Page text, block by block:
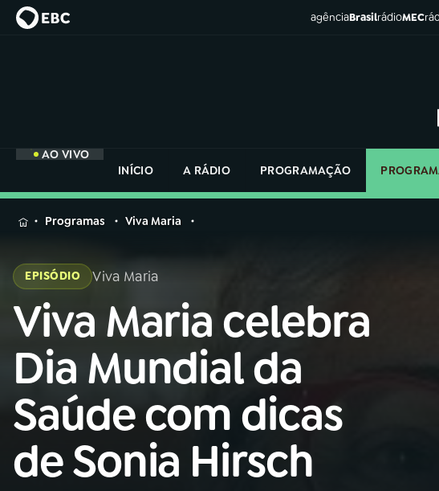
agênciaBrasilrádioMEC
AO VIVO
INÍCIO
A RÁDIO PROGRAMAÇÃO
MENU
Buscar
na
Rádio
Nacional
AO VIVO
01 INÍCIO
02A RÁDIO
na
Rádio
Nacional
Programas Viva Maria
EPISÓDIO Viva Maria
Viva Maria celebra
Dia Mundial da
Saúde com dicas
de Sonia Hirsch